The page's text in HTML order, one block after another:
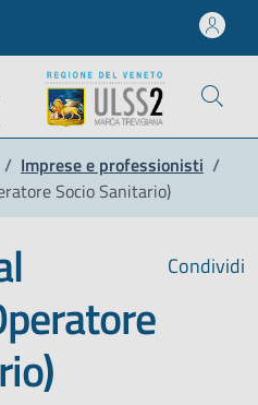
/ Imprese e professionisti /
Socio Sanitario)
Condividi